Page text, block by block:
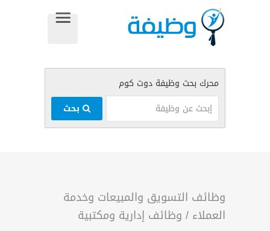
وظائف التسويق والمبيعات وخدمة
العملاء / وظائف إدارية ومكتبية